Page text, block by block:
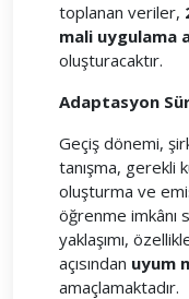
toplanan veriler,
mali uygulama
oluşturacaktır.
Adaptasyon
Geçiş dönemi,
tanışma, gerekli
oluşturma ve
öğrenme imkânı
yaklaşımı,
açısından uyum
amaçlamaktadır.